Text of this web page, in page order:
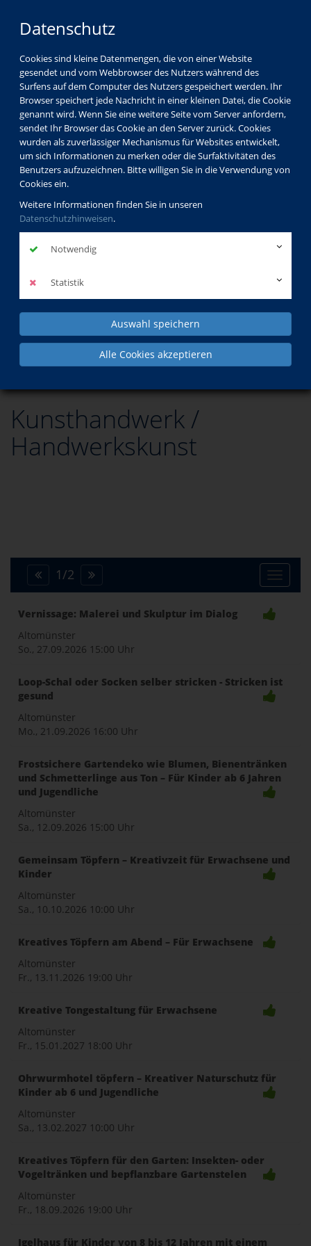
Datenschutz
Cookies sind kleine Datenmengen, die von einer Website
gesendet und vom Webbrowser des Nutzers während des
Surfens auf dem Computer des Nutzers gespeichert werden. Ihr
Browser speichert jede Nachricht in einer kleinen Datei, die Cookie
genannt wird. Wenn Sie eine weitere Seite vom Server anfordern,
sendet Ihr Browser das Cookie an den Server zurück. Cookies
wurden als zuverlässiger Mechanismus für Websites entwickelt,
um sich Informationen zu merken oder die Surfaktivitäten des
Benutzers aufzuzeichnen. Bitte willigen Sie in die Verwendung von
Cookies ein.
Weitere Informationen finden Sie in unseren
Datenschutzhinweisen.
Notwendig
Statistik
Auswahl speichern
Alle Cookies akzeptieren
Kultur
Kunsthandwerk / Handwerkskunst
Kunsthandwerk /
Handwerkskunst
Toggle
1/2
Vernissage: Malerei und Skulptur im Dialog
Altomünster
So., 27.09.2026 15:00 Uhr
Loop-Schal oder Socken selber stricken - Stricken ist
gesund
Altomünster
Mo., 21.09.2026 16:00 Uhr
Frostsichere Gartendeko wie Blumen, Bienentränken
und Schmetterlinge aus Ton – Für Kinder ab 6 Jahren
und Jugendliche
Altomünster
Sa., 12.09.2026 15:00 Uhr
Gemeinsam Töpfern – Kreativzeit für Erwachsene und
Kinder
Altomünster
Sa., 10.10.2026 10:00 Uhr
Kreatives Töpfern am Abend – Für Erwachsene
Altomünster
Fr., 13.11.2026 19:00 Uhr
Kreative Tongestaltung für Erwachsene
Altomünster
Fr., 15.01.2027 18:00 Uhr
Ohrwurmhotel töpfern – Kreativer Naturschutz für
Kinder ab 6 und Jugendliche
Altomünster
Sa., 13.02.2027 10:00 Uhr
Kreatives Töpfern für den Garten: Insekten- oder
Vogeltränken und bepflanzbare Gartenstelen
Altomünster
Fr., 18.09.2026 19:00 Uhr
Igelhaus für Kinder von 8 bis 12 Jahren mit einem